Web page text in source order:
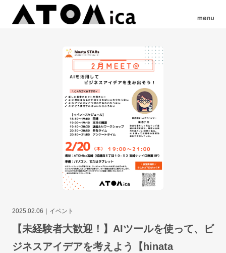
2025.02.06 イベント
【未経験者大歓迎！】AIツールを使って、ビ
ジネスアイデアを考えよう【hinata